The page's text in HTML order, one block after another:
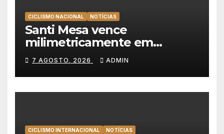
CICLISMO NACIONAL NOTÍCIAS
Santi Mesa vence
milimetricamente em
Albufeira, Rui Oliveira
mantém a amarela da Volta a
Portugal
7 AGOSTO, 2026 ADMIN
CICLISMO INTERNACIONAL NOTÍCIAS